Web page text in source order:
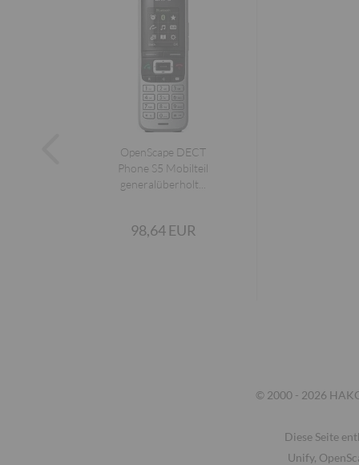
OpenScape DECT
Phone S5 Mobilteil
generalüberholt...
98,64 EUR
© 2000 - 2026
Diese Seite
Unify,